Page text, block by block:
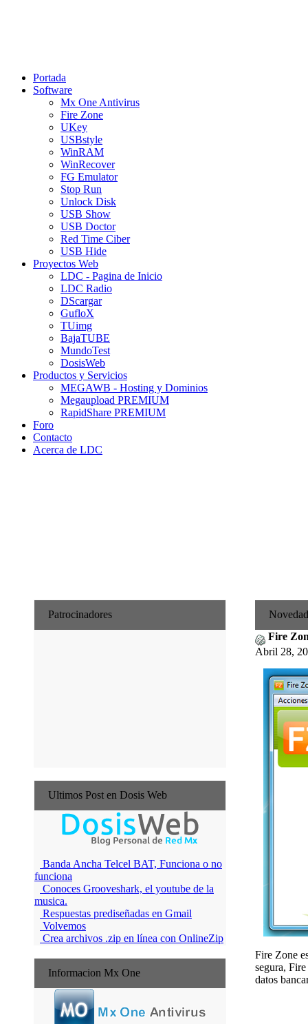
Portada
Software
Mx One Antivirus
Fire Zone
UKey
USBstyle
WinRAM
WinRecover
FG Emulator
Stop Run
Unlock Disk
USB Show
USB Doctor
Red Time Ciber
USB Hide
Proyectos Web
LDC - Pagina de Inicio
LDC Radio
DScargar
GufloX
TUimg
BajaTUBE
MundoTest
DosisWeb
Productos y Servicios
MEGAWB - Hosting y Dominios
Megaupload PREMIUM
RapidShare PREMIUM
Foro
Contacto
Acerca de LDC
Patrocinadores
Ultimos Post en Dosis Web
Banda Ancha Telcel BAT, Funciona o no
funciona
Conoces Grooveshark, el youtube de la
musica.
Respuestas prediseñadas en Gmail
Volvemos
Crea archivos .zip en línea con OnlineZip
Informacion Mx One
Fire
Abril 28,
Fire Zone
segura,
datos